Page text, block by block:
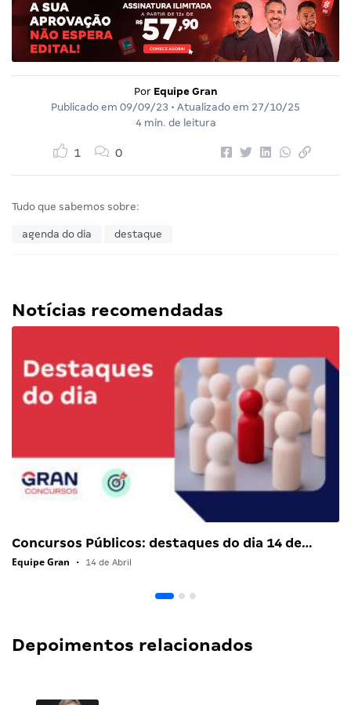
Por Equipe Gran
Publicado em 09/09/23 • Atualizado em 27/10/25
4 min. de leitura
1 0
Tudo que sabemos sobre:
agenda do dia destaque
Notícias recomendadas
Concursos Públicos: destaques do dia 14 de…
Equipe Gran • 14 de Abril
Depoimentos relacionados